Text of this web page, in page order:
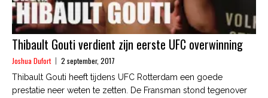
Thibault Gouti verdient zijn eerste UFC overwinning
Joshua Dufort 2 september, 2017
Thibault Gouti heeft tijdens UFC Rotterdam een goede
prestatie neer weten te zetten. De Fransman stond tegenover